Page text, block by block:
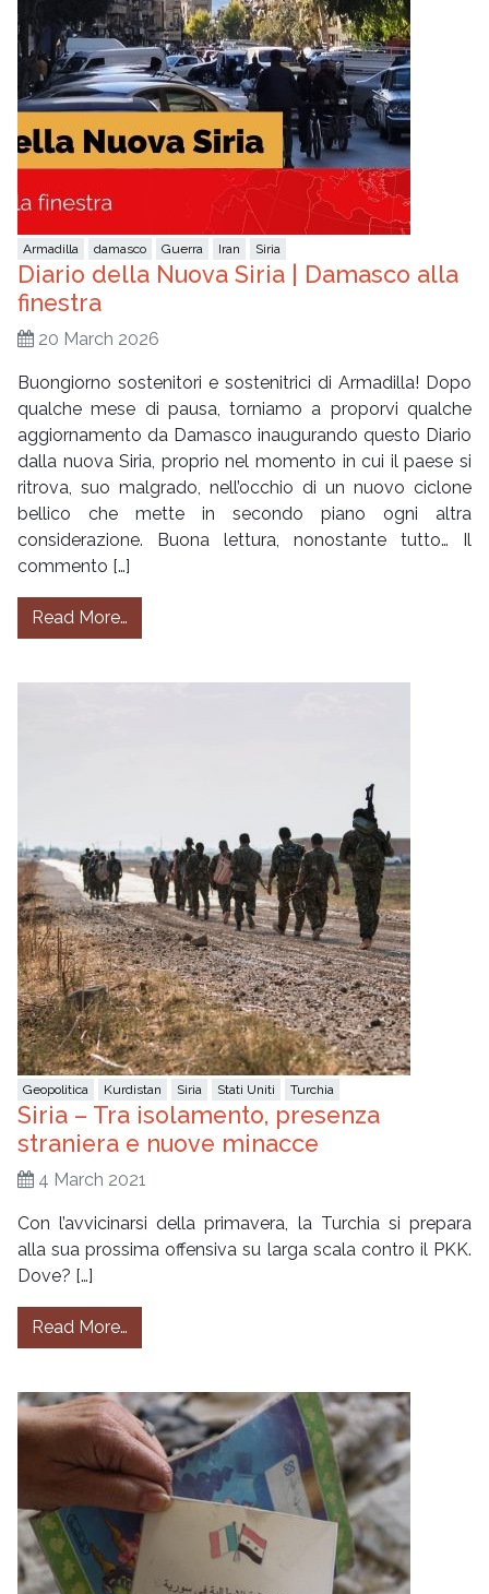
Armadilla damasco Guerra Iran Siria
Diario della Nuova Siria | Damasco alla
finestra
20 March 2026
Buongiorno sostenitori e sostenitrici di Armadilla! Dopo
qualche mese di pausa, torniamo a proporvi qualche
aggiornamento da Damasco inaugurando questo Diario
dalla nuova Siria, proprio nel momento in cui il paese si
ritrova, suo malgrado, nell’occhio di un nuovo ciclone
bellico che mette in secondo piano ogni altra
considerazione. Buona lettura, nonostante tutto… Il
commento […]
Read More…
Geopolitica Kurdistan Siria Stati Uniti Turchia
Siria – Tra isolamento, presenza
straniera e nuove minacce
4 March 2021
Con l’avvicinarsi della primavera, la Turchia si prepara
alla sua prossima offensiva su larga scala contro il PKK.
Dove? […]
Read More…